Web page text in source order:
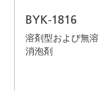
BYK-1816
溶剤型および無
消泡剤